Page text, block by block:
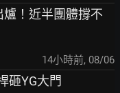
爐！近半團體撐不
14小時前, 08/06
砸YG大門